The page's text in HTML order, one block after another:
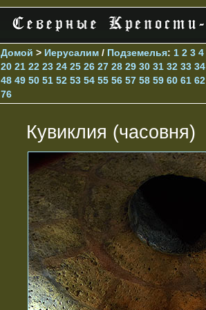
Домой > Иерусалим / Подземелья: 1 2 3 4
20 21 22 23 24 25 26 27 28 29 30 31 32 33 34
48 49 50 51 52 53 54 55 56 57 58 59 60 61 62
76
Кувиклия (часовня)